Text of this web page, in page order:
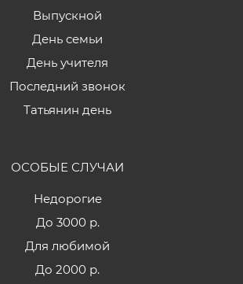
Выпускной
День семьи
День учителя
Последний звонок
Татьянин день
ОСОБЫЕ СЛУЧАИ
Недорогие
До 3000 р.
Для любимой
До 2000 р.